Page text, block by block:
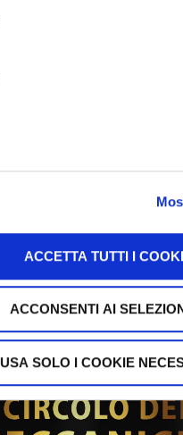
ACCETTA TUTTI I
ACCONSENTI AI
USA SOLO I COOKIE